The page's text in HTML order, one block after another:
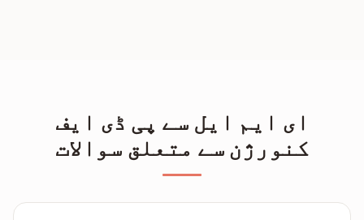
ای ایم ایل سے پی ڈی ایف
کنورژن سے متعلق سوالات